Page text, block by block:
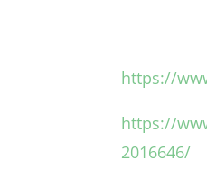
https://
https://
2016646/